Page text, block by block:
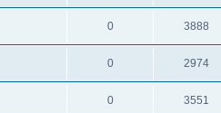
0 3888
0 2974
0 3551